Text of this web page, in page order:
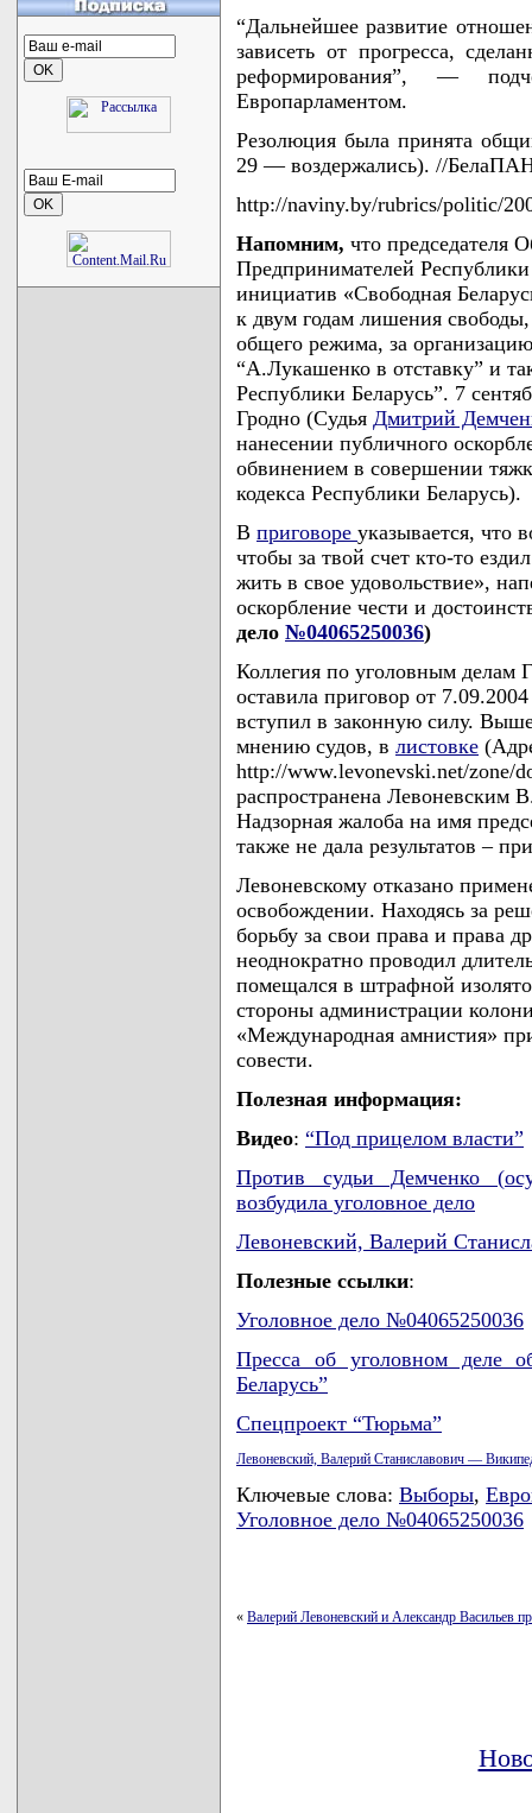
“Дальнейшее развитие
зависеть от прогресса,
реформирования”, —
Европарламентом.
Резолюция была принята
29 — воздержались). //
http://naviny.by/rubrics/politic/
Напомним, что председателя
Предпринимателей
инициатив «Свободная
к двум годам лишения
общего режима, за
“А.Лукашенко в отставку” и
Республики Беларусь”. 7
Гродно (Судья Дмитрий
нанесении публичного
обвинением в совершении
кодекса Республики Беларусь).
В приговоре указывается, что
чтобы за твой счет кто-то
жить в свое удовольствие»,
оскорбление чести и
дело №04065250036)
Коллегия по уголовным делам
оставила приговор от
вступил в законную силу.
мнению судов, в листовке
http://www.levonevski.net/zone/
распространена Левоневским
Надзорная жалоба на имя
также не дала результатов –
Левоневскому отказано
освобождении. Находясь за
борьбу за свои права и права
неоднократно проводил
помещался в штрафной
стороны администрации
«Международная амнистия»
совести.
Полезная информация:
Видео: “Под прицелом власти”
Против судьи Демченко
возбудила уголовное дело
Левоневский, Валерий
Полезные ссылки:
Уголовное дело №04065250036
Пресса об уголовном деле
Беларусь”
Спецпроект “Тюрьма”
Левоневский, Валерий Станиславович —
Ключевые слова: Выборы,
Уголовное дело №04065250036
« Валерий Левоневский и Александр Васильев